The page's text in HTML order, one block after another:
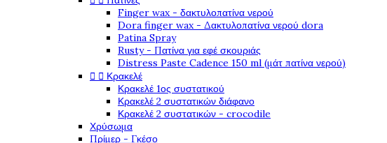
Finger wax - δακτυλοπατίνα νερού
Dora finger wax - Δακτυλοπατίνα νερού dora
Patina Spray
Rusty - Πατίνα για εφέ σκουριάς
Distress Paste Cadence 150 ml (μάτ πατίνα νερού)
  Κρακελέ
Κρακελέ 1ος συστατικού
Κρακελέ 2 συστατικών διάφανο
Κρακελέ 2 συστατικών - crocodile
Χρύσωμα
Πρίμερ - Γκέσο